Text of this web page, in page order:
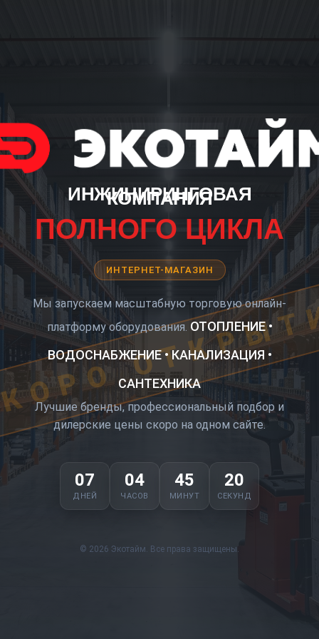
ИНЖИНИРИНГОВАЯ
КОМПАНИЯ
ПОЛНОГО ЦИКЛА
ИНТЕРНЕТ-МАГАЗИН
Мы запускаем масштабную торговую онлайн-
платформу оборудования. ОТОПЛЕНИЕ •
ВОДОСНАБЖЕНИЕ • КАНАЛИЗАЦИЯ •
САНТЕХНИКА
Лучшие бренды, профессиональный подбор и
дилерские цены скоро на одном сайте.
07
ДНЕЙ
04
ЧАСОВ
45
МИНУТ
20
СЕКУНД
© 2026 Экотайм. Все права защищены.